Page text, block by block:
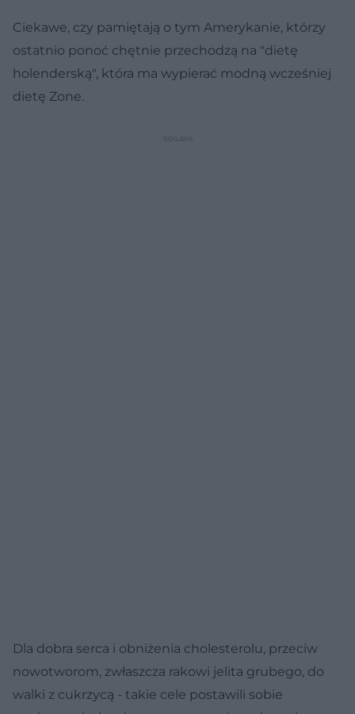
Ciekawe, czy pamiętają o tym Amerykanie, którzy
ostatnio ponoć chętnie przechodzą na "dietę
holenderską", która ma wypierać modną wcześniej
dietę Zone.
Dla dobra serca i obniżenia cholesterolu, przeciw
nowotworom, zwłaszcza rakowi jelita grubego, do
walki z cukrzycą - takie cele postawili sobie